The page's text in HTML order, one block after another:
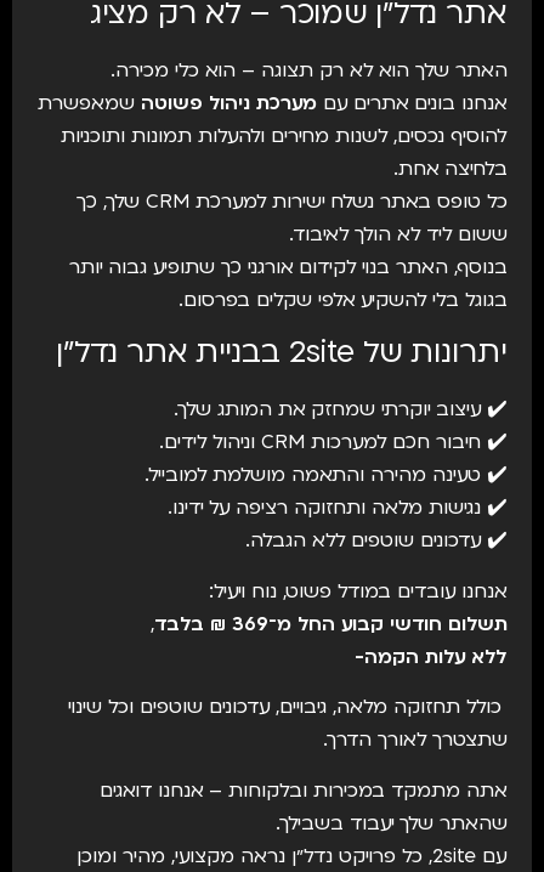
אתר נדל״ן שמוכר – לא רק מציג
האתר שלך הוא לא רק תצוגה – הוא כלי מכירה.
אנחנו בונים אתרים עם מערכת ניהול פשוטה שמאפשרת
להוסיף נכסים, לשנות מחירים ולהעלות תמונות ותוכניות
בלחיצה אחת.
כל טופס באתר נשלח ישירות למערכת CRM שלך, כך
ששום ליד לא הולך לאיבוד.
בנוסף, האתר בנוי לקידום אורגני כך שתופיע גבוה יותר
בגוגל בלי להשקיע אלפי שקלים בפרסום.
יתרונות של 2site בבניית אתר נדל״ן
✔️ עיצוב יוקרתי שמחזק את המותג שלך.
✔️ חיבור חכם למערכות CRM וניהול לידים.
✔️ טעינה מהירה והתאמה מושלמת למובייל.
✔️ נגישות מלאה ותחזוקה רציפה על ידינו.
✔️ עדכונים שוטפים ללא הגבלה.
אנחנו עובדים במודל פשוט, נוח ויעיל:
תשלום חודשי קבוע החל מ־369 ₪ בלבד
,
ללא עלות הקמה-
כולל תחזוקה מלאה, גיבויים, עדכונים שוטפים וכל שינוי
שתצטרך לאורך הדרך.
אתה מתמקד במכירות ובלקוחות – אנחנו דואגים
שהאתר שלך יעבוד בשבילך.
עם 2site, כל פרויקט נדל״ן נראה מקצועי, מהיר ומוכן